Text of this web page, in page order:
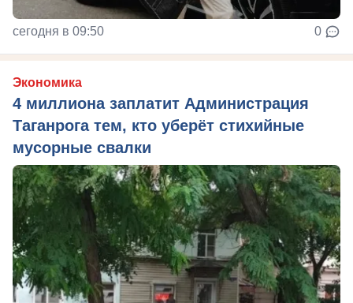
сегодня в 09:50 0
Экономика
4 миллиона заплатит Администрация
Таганрога тем, кто уберёт стихийные
мусорные свалки